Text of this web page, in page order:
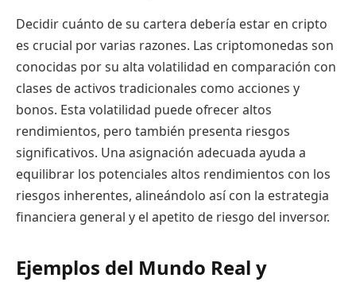
Decidir cuánto de su cartera debería estar en cripto
es crucial por varias razones. Las criptomonedas son
conocidas por su alta volatilidad en comparación con
clases de activos tradicionales como acciones y
bonos. Esta volatilidad puede ofrecer altos
rendimientos, pero también presenta riesgos
significativos. Una asignación adecuada ayuda a
equilibrar los potenciales altos rendimientos con los
riesgos inherentes, alineándolo así con la estrategia
financiera general y el apetito de riesgo del inversor.
Ejemplos del Mundo Real y